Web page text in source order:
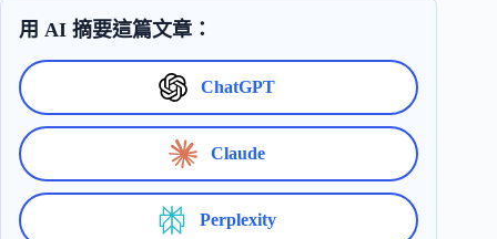
用 AI 摘要這篇文章：
ChatGPT
Claude
Perplexity